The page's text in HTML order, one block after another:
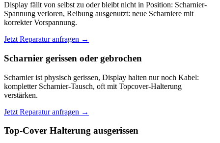
Display fällt von selbst zu oder bleibt nicht in Position: Scharnier-
Spannung verloren, Reibung ausgenutzt: neue Scharniere mit
korrekter Vorspannung.
Jetzt Reparatur anfragen →
Scharnier gerissen oder gebrochen
Scharnier ist physisch gerissen, Display halten nur noch Kabel:
kompletter Scharnier-Tausch, oft mit Topcover-Halterung
verstärken.
Jetzt Reparatur anfragen →
Top-Cover Halterung ausgerissen